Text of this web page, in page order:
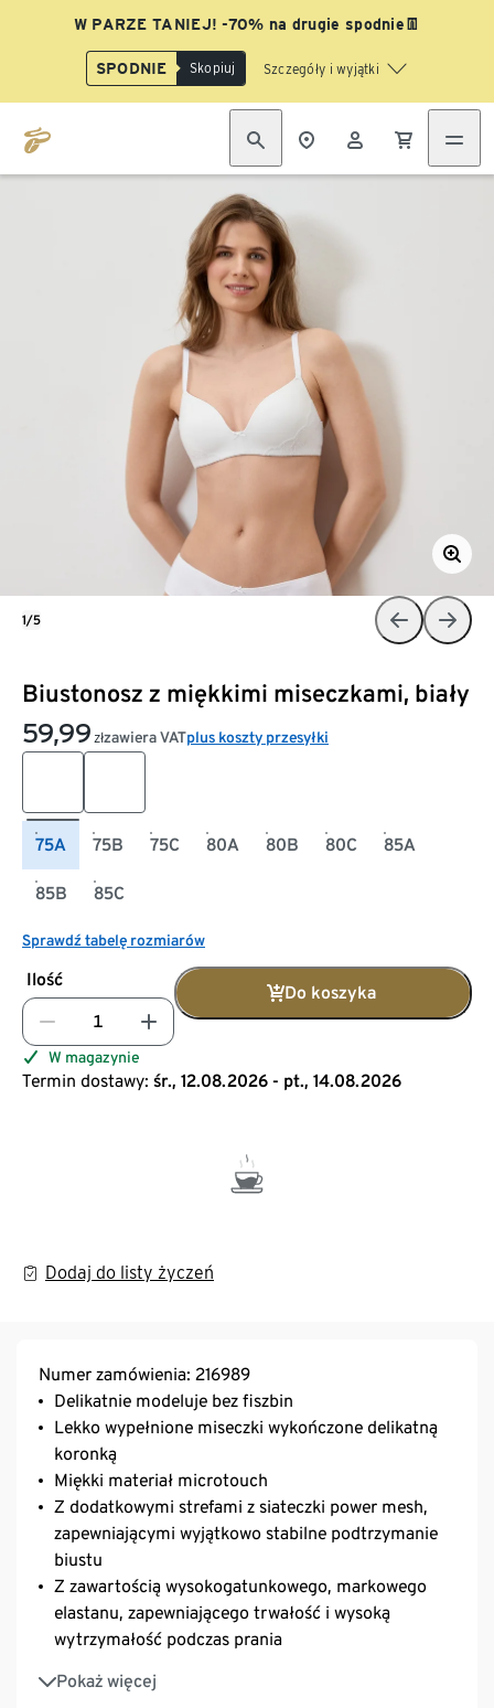
W PARZE TANIEJ! -70% na drugie spodnie👖
SPODNIE Skopiuj Szczegóły i wyjątki
Biustonosz z miękkimi miseczkami, biały
59,99 złzawiera VATplus koszty przesyłki
75A 75B 75C 80A 80B 80C 85A
85B 85C
Sprawdź tabelę rozmiarów
Ilość
Do koszyka
W magazynie
Termin dostawy: śr., 12.08.2026 - pt., 14.08.2026
Dodaj do listy życzeń
1/5
Numer zamówienia: 216989
Delikatnie modeluje bez fiszbin
Lekko wypełnione miseczki wykończone delikatną
koronką
Miękki materiał microtouch
Z dodatkowymi strefami z siateczki power mesh,
zapewniającymi wyjątkowo stabilne podtrzymanie
biustu
Z zawartością wysokogatunkowego, markowego
elastanu, zapewniającego trwałość i wysoką
wytrzymałość podczas prania
Pokaż więcej
Regulowane ramiączka
Zapięcie na haftki SoftSeal® z trzystopniową